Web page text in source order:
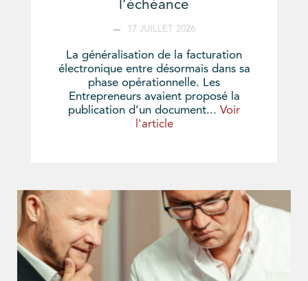
l’échéance
17 JUILLET 2026
La généralisation de la facturation
électronique entre désormais dans sa
phase opérationnelle. Les
Entrepreneurs avaient proposé la
publication d’un document... Voir
l'article